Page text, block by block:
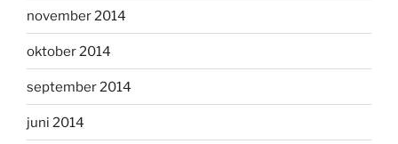
november 2014
oktober 2014
september 2014
juni 2014